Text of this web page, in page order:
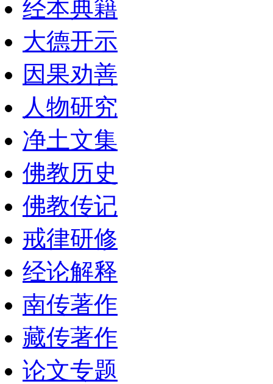
经本典籍
大德开示
因果劝善
人物研究
净土文集
佛教历史
佛教传记
戒律研修
经论解释
南传著作
藏传著作
论文专题